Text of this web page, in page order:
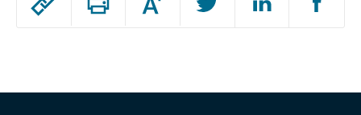
Augmenter
ou